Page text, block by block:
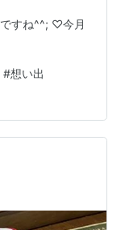
すね^^; ♡今月
#想い出